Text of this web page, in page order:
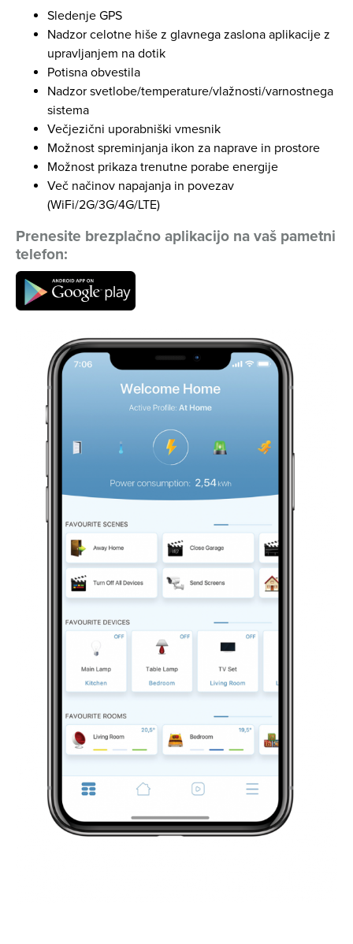
Sledenje GPS
Nadzor celotne hiše z glavnega zaslona aplikacije z
upravljanjem na dotik
Potisna obvestila
Nadzor svetlobe/temperature/vlažnosti/varnostnega
sistema
Večjezični uporabniški vmesnik
Možnost spreminjanja ikon za naprave in prostore
Možnost prikaza trenutne porabe energije
Več načinov napajanja in povezav
(WiFi/2G/3G/4G/LTE)
Prenesite brezplačno aplikacijo na vaš pametni
telefon: